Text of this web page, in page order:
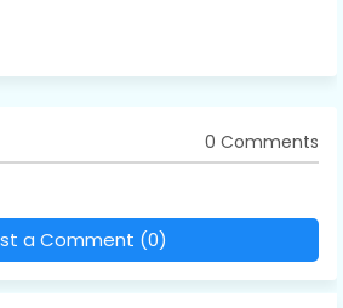
0 Comments
a Comment (0)